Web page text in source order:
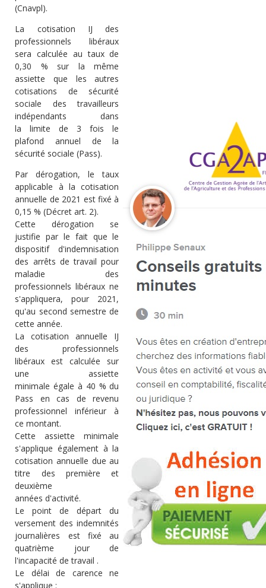
(Cnavpl).
La cotisation IJ des
professionnels libéraux
sera calculée autauxde
0,30 % sur la même
assiette que les autres
cotisations de sécurité
sociale des travailleurs
indépendants dans
lalimite de 3 fois le
plafond annuel de la
sécurité sociale (Pass).
Pardérogation, le taux
applicable à la cotisation
annuelle de 2021 est fixé à
0,15 % (Décret art. 2).
Cette dérogation se
justifie par le fait que le
dispositif d'indemnisation
des arrêts de travail pour
maladie des
professionnels libéraux ne
s'appliquera, pour 2021,
qu'au second semestre de
cette année.
La cotisation annuelle IJ
des professionnels
libéraux est calculée sur
uneassiette
minimale égale à 40 % du
Pass en cas de revenu
professionnel inférieur à
ce montant.
Cette assiette minimale
s'applique également à la
cotisation annuelle due au
titre despremière et
deuxième
années d'activité.
Le point de départ du
versement des indemnités
journalières est fixé au
quatrième jour de
l'incapacité de travail .
Le délai de carence ne
s'applique :